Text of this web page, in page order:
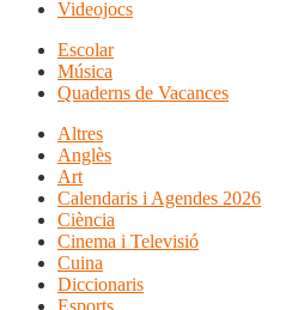
Videojocs
Escolar
Música
Quaderns de Vacances
Altres
Anglès
Art
Calendaris i Agendes 2026
Ciència
Cinema i Televisió
Cuina
Diccionaris
Esports